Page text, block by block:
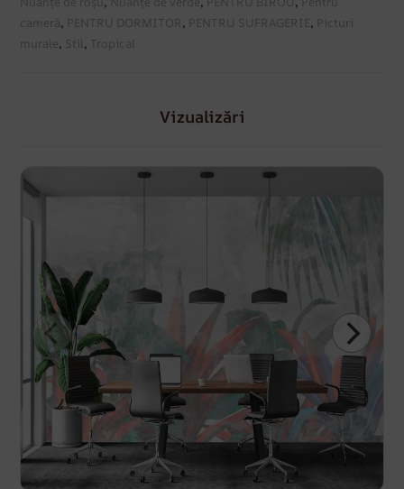
cameră, PENTRU DORMITOR, PENTRU SUFRAGERIE, Picturi
murale, Stil, Tropical
Vizualizări